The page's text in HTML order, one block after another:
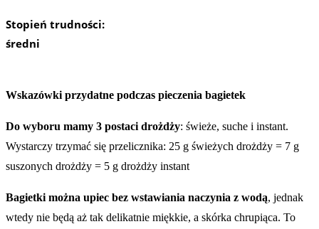
Stopień trudności:
średni
Wskazówki przydatne podczas pieczenia bagietek
Do wyboru mamy 3 postaci drożdży: świeże, suche i instant.
Wystarczy trzymać się przelicznika: 25 g świeżych drożdży = 7 g
suszonych drożdży = 5 g drożdży instant
Bagietki można upiec bez wstawiania naczynia z wodą, jednak
wtedy nie będą aż tak delikatnie miękkie, a skórka chrupiąca. To